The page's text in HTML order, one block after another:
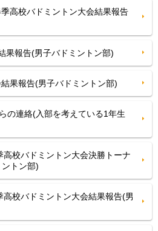
高校バドミントン大会結果報告
報告(男子バドミントン部)
果報告(男子バドミントン部)
の連絡(入部を考えている1年生
校バドミントン大会決勝トーナ
トン部)
校バドミントン大会結果報告(男